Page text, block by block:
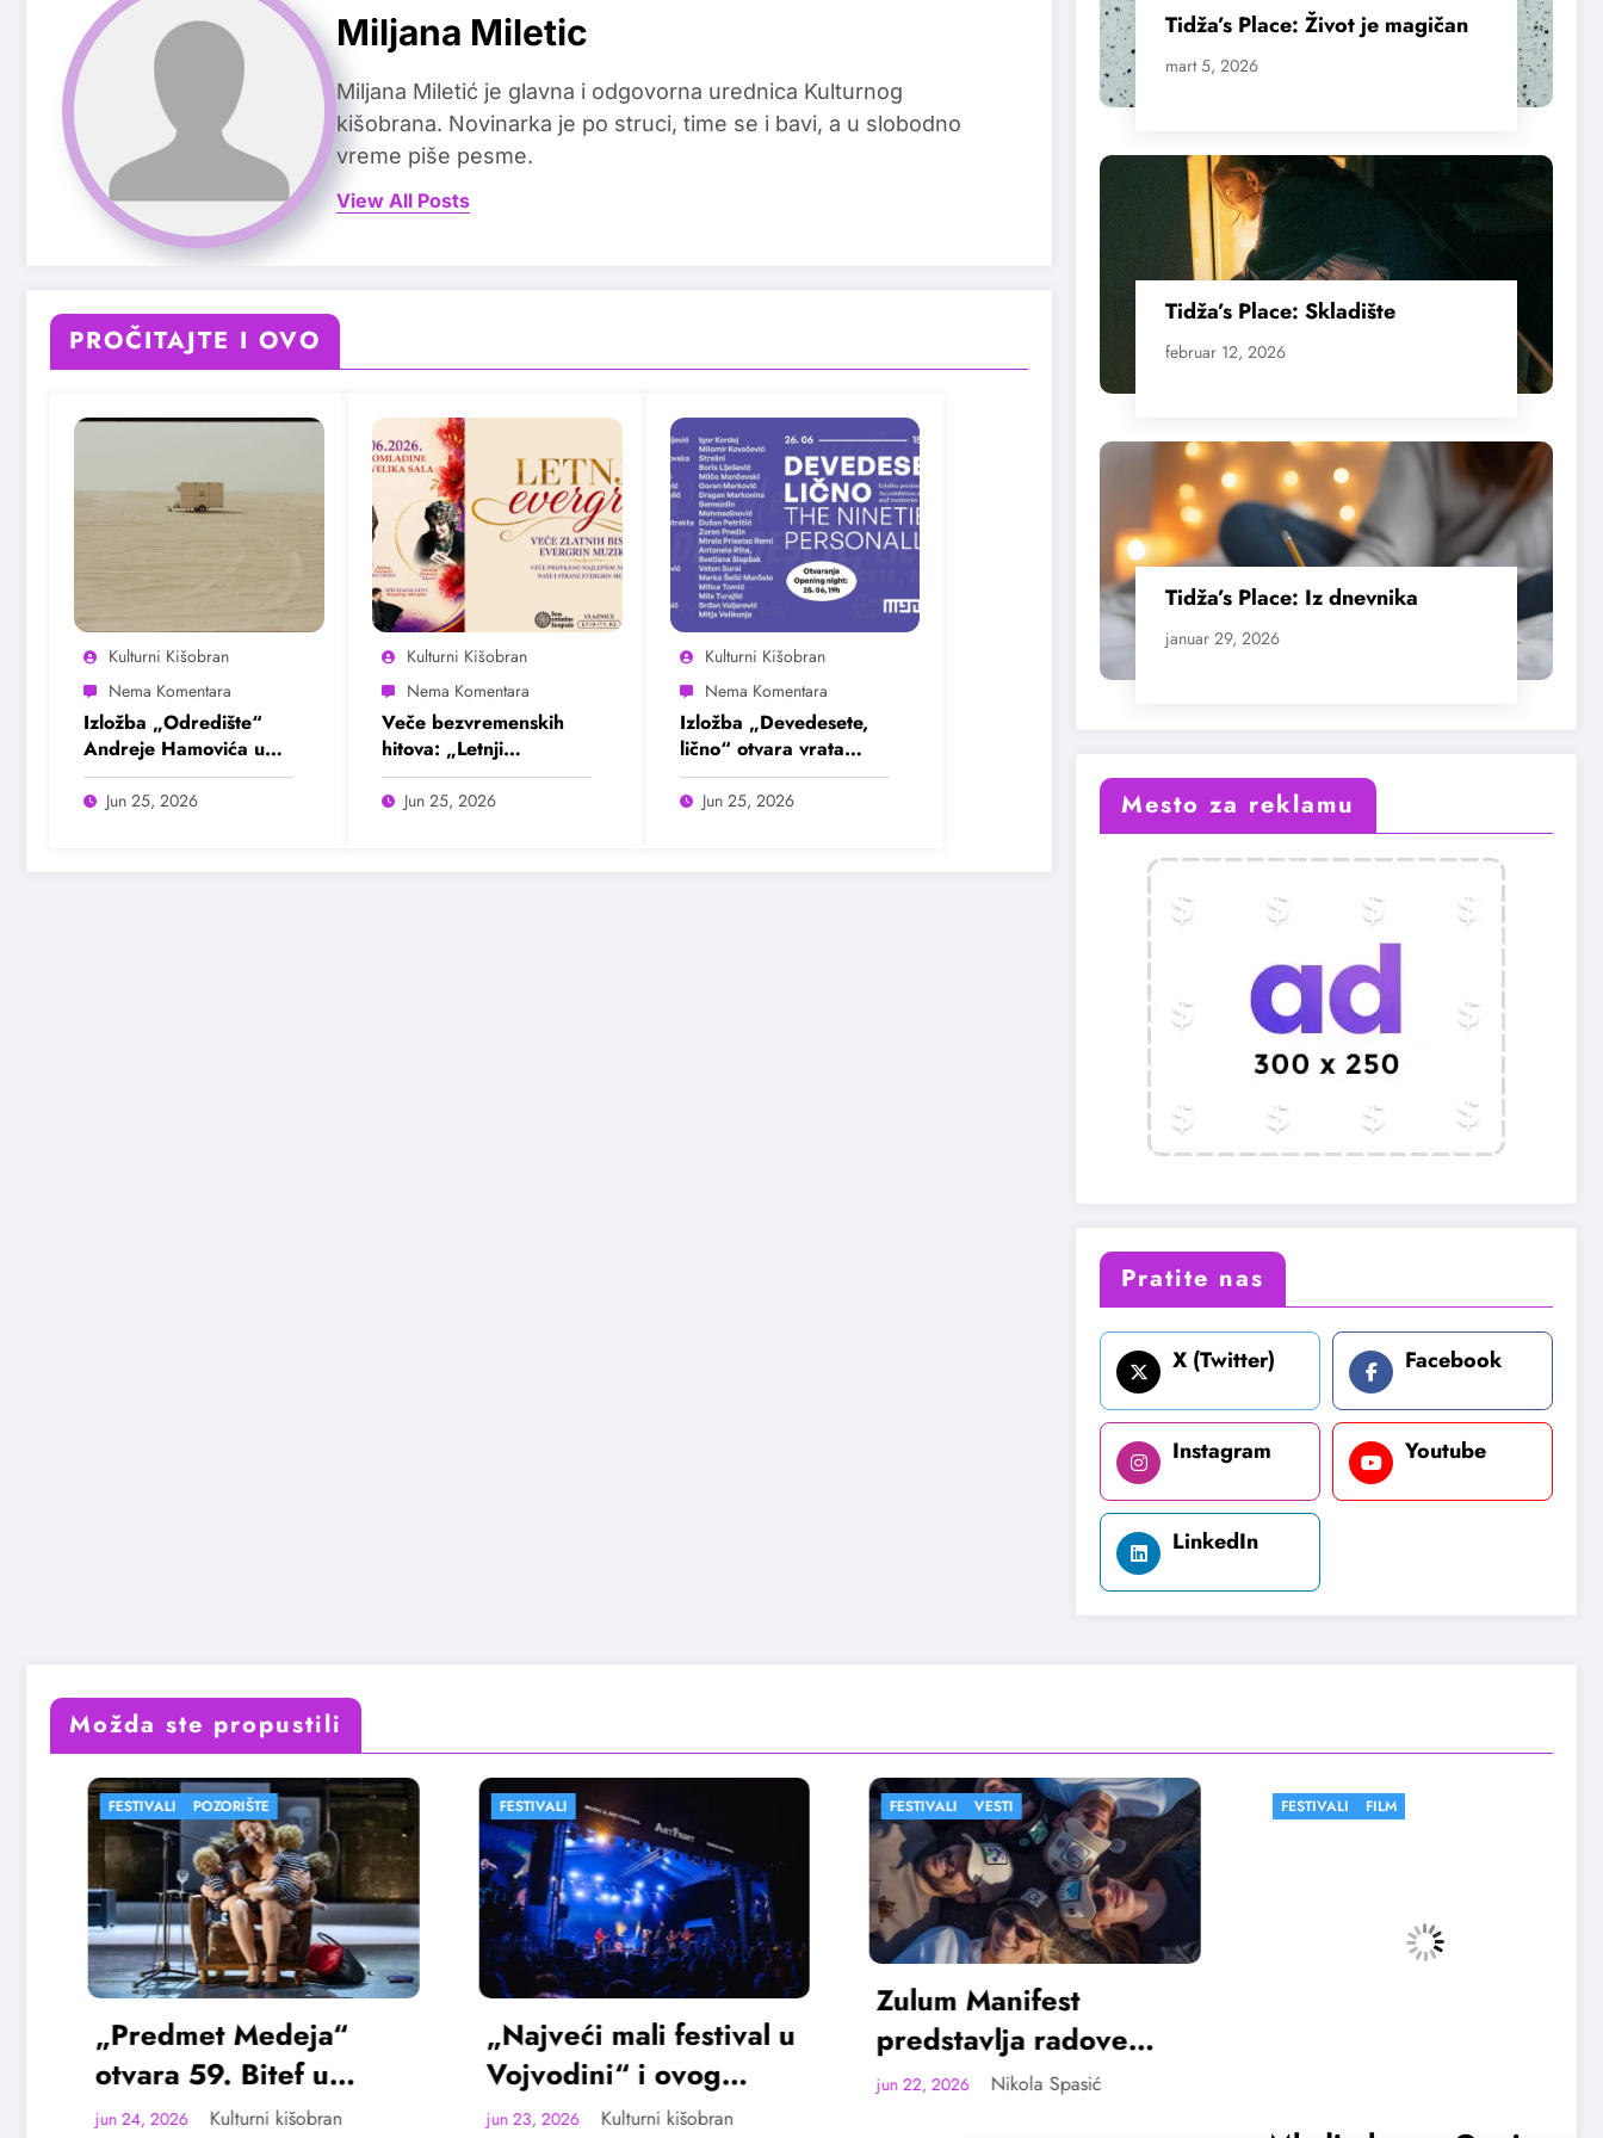
Miljana Miletic
Miljana Miletić je glavna i odgovorna urednica Kulturnog
kišobrana. Novinarka je po struci, time se i bavi, a u slobodno
vreme piše pesme.
View All Posts
PROČITAJTE I OVO
Kulturni Kišobran
Izložba „Odredište“
Andreje Hamovića u
Bioskopu Balkan
Jun 25, 2026
Kulturni Kišobran
Veče bezvremenskih
hitova: „Letnji
evergrin“ u Domu
omladine Beograda
Jun 25, 2026
Kulturni Kišobran
Izložba „Devedesete,
lično“ otvara vrata
intimnim pričama jedne
burne decenije
Jun 25, 2026
Tidža’s Place: Život je magičan
mart 5, 2026
Tidža’s Place: Skladište
februar 12, 2026
Tidža’s Place: Iz dnevnika
januar 29, 2026
Mesto za reklamu
Pratite nas
X (Twitter) Facebook
Instagram Youtube
LinkedIn
Možda ste propustili
FESTIVALI POZORIŠTE
„Predmet Medeja“
otvara 59. Bitef u
septembru
jun 24, 2026 Kulturni kišobran
FESTIVALI
„Najveći mali festival u
Vojvodini“ i ovog
avgusta u Sremskoj
jun 23, 2026 Kulturni kišobran
FESTIVALI VESTI
Zulum Manifest
predstavlja radove
deset finalista u
jun 22, 2026 Nikola Spasić
FESTIVALI FILM